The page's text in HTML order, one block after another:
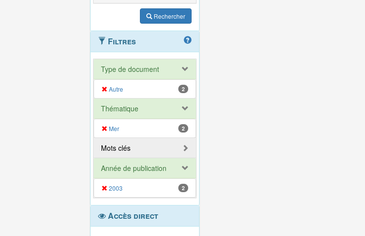
Rechercher
Filtres
Type de document
Autre 2
Thématique
Mer 2
Mots clés
Année de publication
2003 2
Accès direct